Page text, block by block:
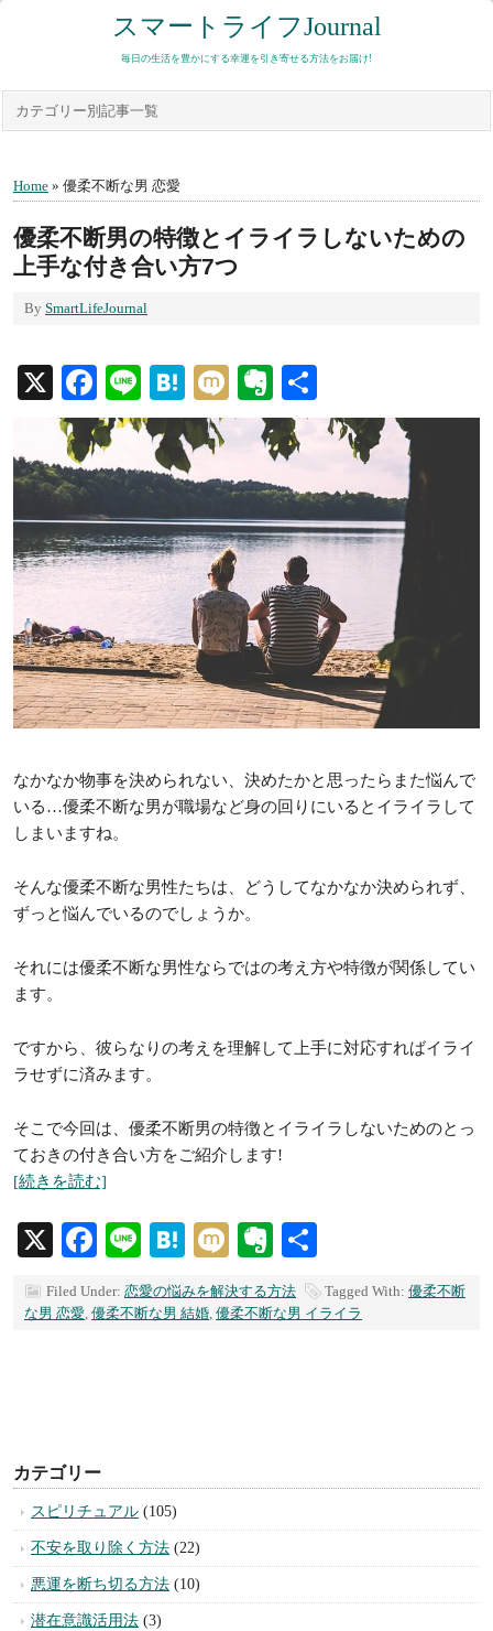
スマートライフJournal
毎日の生活を豊かにする幸運を引き寄せる方法をお届け!
カテゴリー別記事一覧
Home » 優柔不断な男 恋愛
優柔不断男の特徴とイライラしないための
上手な付き合い方7つ
By SmartLifeJournal
X Facebook
LineHatenaMixiEvernote
有
なかなか物事を決められない、決めたかと思ったらまた悩んで
いる…優柔不断な男が職場など身の回りにいるとイライラして
しまいますね。
そんな優柔不断な男性たちは、どうしてなかなか決められず、
ずっと悩んでいるのでしょうか。
それには優柔不断な男性ならではの考え方や特徴が関係してい
ます。
ですから、彼らなりの考えを理解して上手に対応すればイライ
ラせずに済みます。
そこで今回は、優柔不断男の特徴とイライラしないためのとっ
ておきの付き合い方をご紹介します!
[続きを読む]
X Facebook
LineHatenaMixiEvernote
有
Filed Under: 恋愛の悩みを解決する方法 Tagged With: 優柔不断
な男 恋愛, 優柔不断な男 結婚, 優柔不断な男 イライラ
カテゴリー
スピリチュアル (105)
不安を取り除く方法 (22)
悪運を断ち切る方法 (10)
潜在意識活用法 (3)